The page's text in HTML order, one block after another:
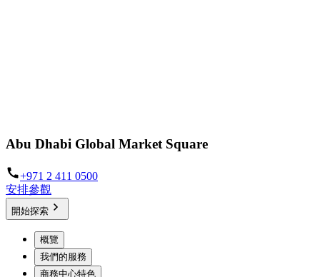
Abu Dhabi Global Market Square
+971 2 411 0500
安排參觀
開始探索
概覽
我們的服務
商務中心特色